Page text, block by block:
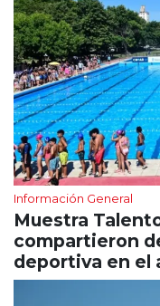
Información General
Muestra
compartieron
deportiva en el